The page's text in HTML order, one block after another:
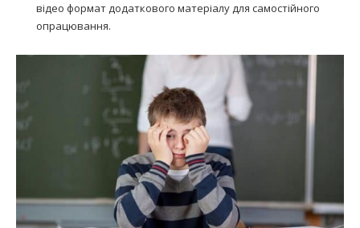
відео формат додаткового матеріалу для самостійного
опрацювання.